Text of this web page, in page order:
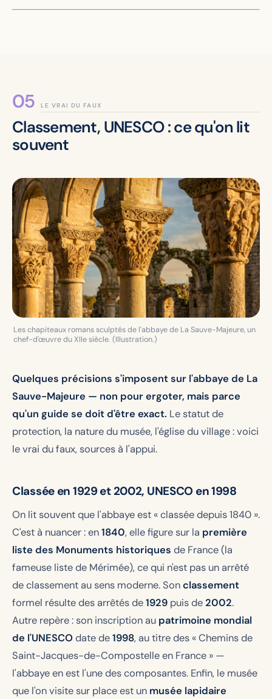
LE VRAI DU FAUX
Classement, UNESCO : ce qu'on lit
souvent
Les chapiteaux romans sculptés de l'abbaye de La Sauve-Majeure, un
chef-d'œuvre du XIIe siècle. (Illustration.)
Quelques précisions s'imposent sur l'abbaye de La
Sauve-Majeure — non pour ergoter, mais parce
qu'un guide se doit d'être exact. Le statut de
protection, la nature du musée, l'église du village : voici
le vrai du faux, sources à l'appui.
Classée en 1929 et 2002, UNESCO en 1998
On lit souvent que l'abbaye est « classée depuis 1840 ».
C'est à nuancer : en1840, elle figure sur la première
liste des Monuments historiques de France (la
fameuse liste de Mérimée), ce qui n'est pas un arrêté
de classement au sens moderne. Sonclassement
formel résulte des arrêtés de1929 puis de2002.
Autre repère : son inscription au patrimoine mondial
de l'UNESCOdate de1998, au titre des « Chemins de
Saint-Jacques-de-Compostelle en France » —
l'abbaye en est l'une des composantes. Enfin, le musée
que l'on visite sur place est un musée lapidaire